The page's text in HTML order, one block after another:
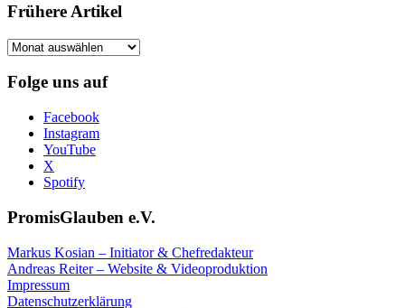
Frühere Artikel
Frühere
Folge uns auf
Facebook
Instagram
YouTube
X
Spotify
PromisGlauben e.V.
Markus Kosian – Initiator & Chefredakteur
Andreas Reiter – Website & Videoproduktion
Impressum
Datenschutzerklärung